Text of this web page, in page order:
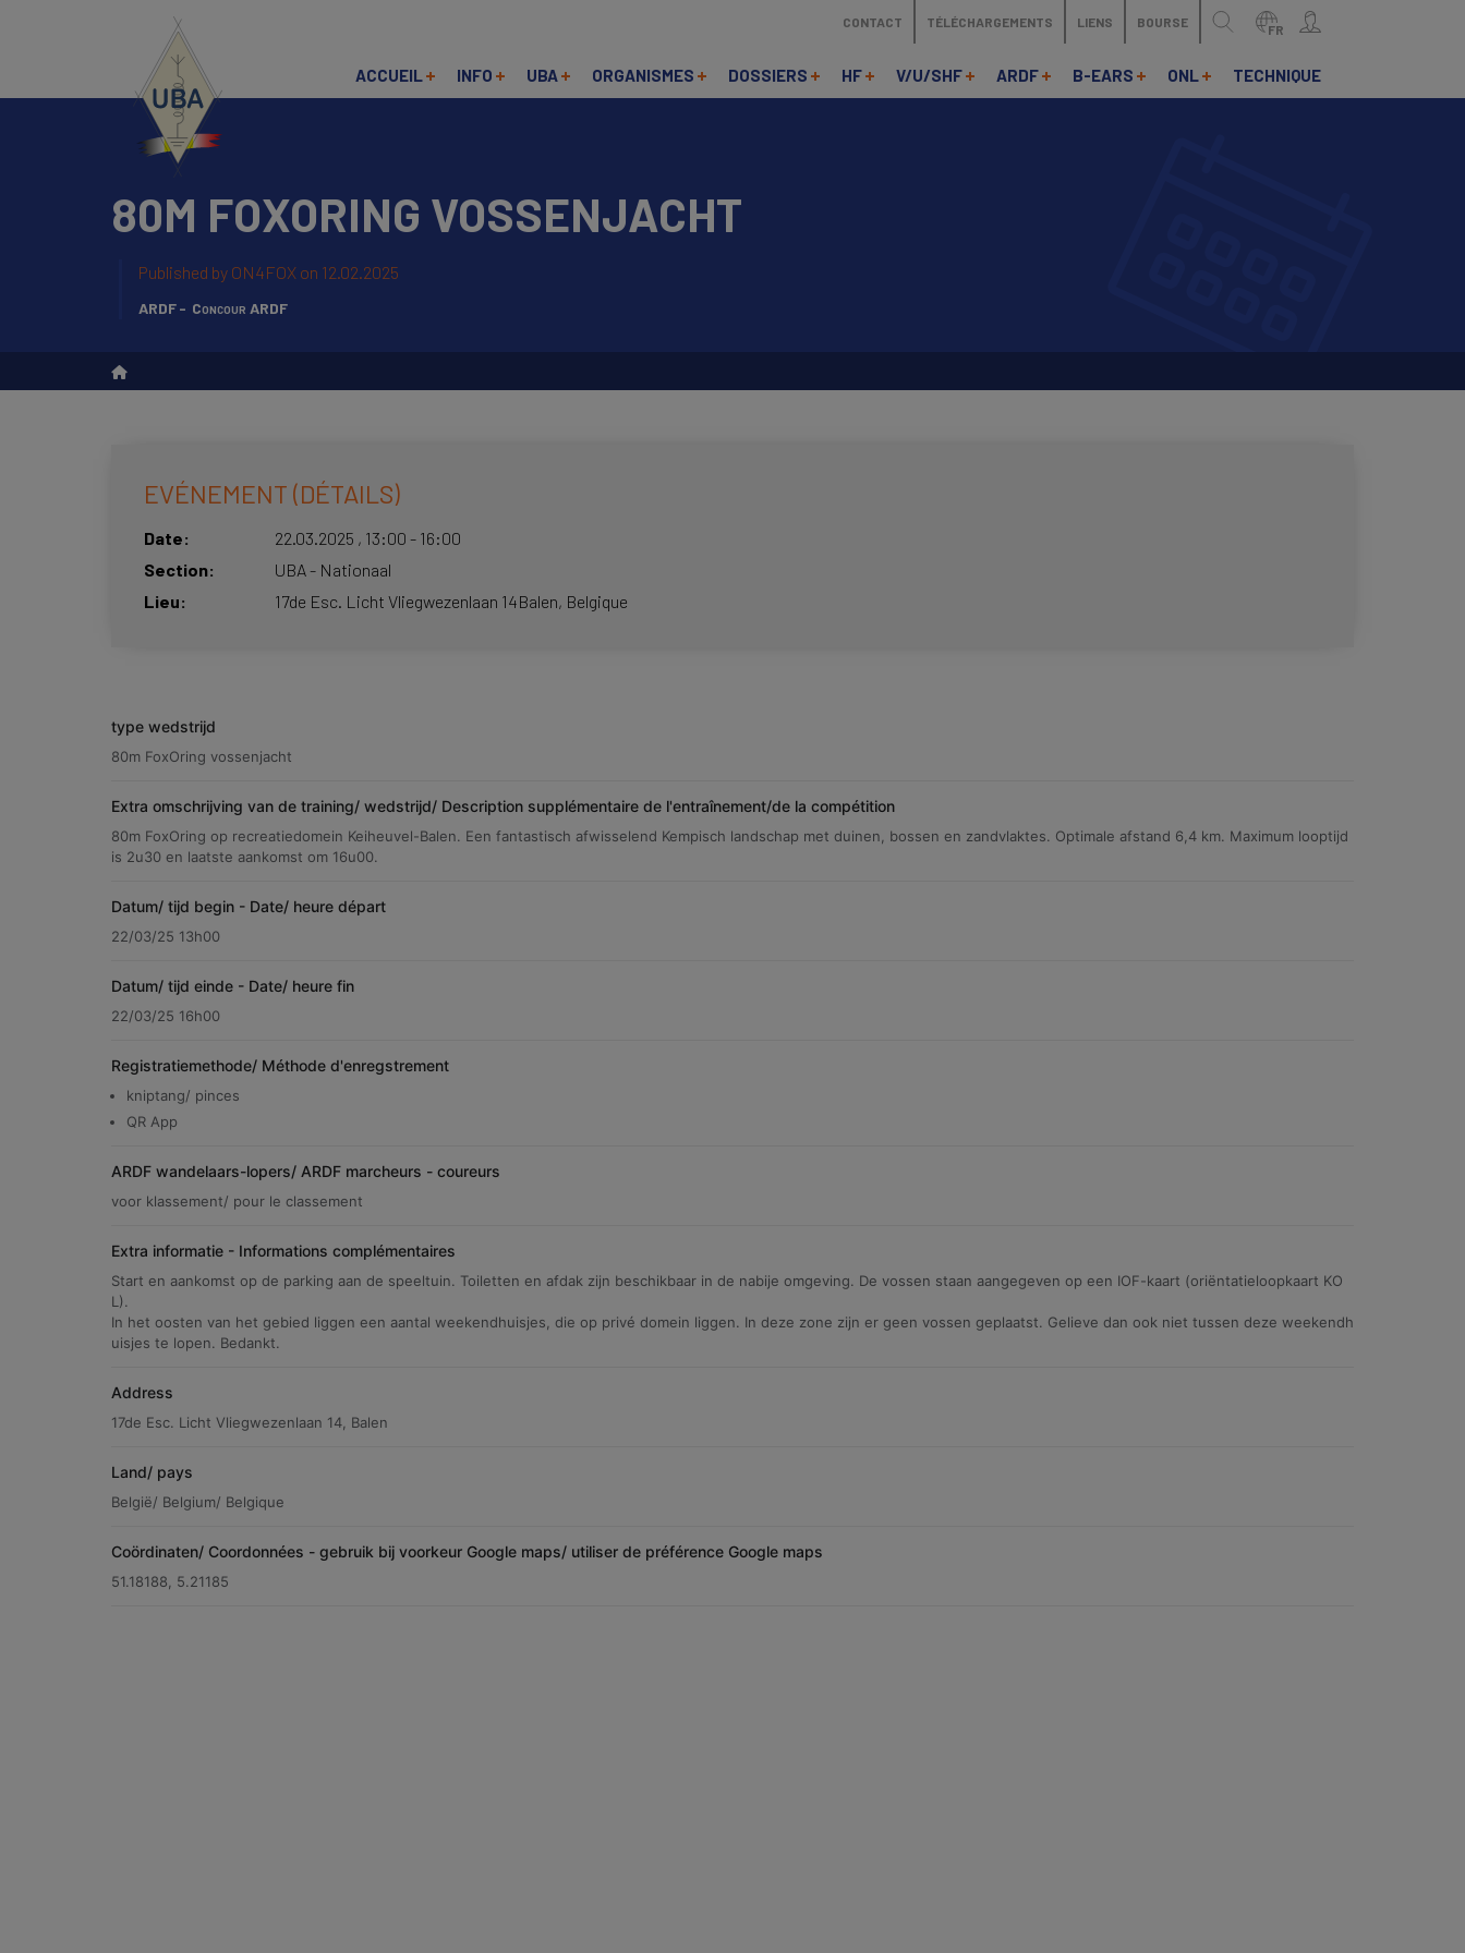
CONTACT TÉLÉCHARGEMENTS LIENS BOURSE FR
ACCUEIL INFO UBA ORGANISMES DOSSIERS HF V/U/SHF ARDF B-EARS ONL TECHNIQUE
Recherche
80M FOXORING VOSSENJACHT
Published by ON4FOX on 12.02.2025
ARDF Concour ARDF
EVÉNEMENT (DÉTAILS)
Date 22.03.2025 , 13:00 - 16:00
Section
UBA - Nationaal
Lieu
17de Esc. Licht Vliegwezenlaan 14Balen Belgique
type wedstrijd
80m FoxOring vossenjacht
Extra omschrijving van de training/ wedstrijd/ Description supplémentaire de l'entraînement/de la compétition
80m FoxOring op recreatiedomein Keiheuvel-Balen. Een fantastisch afwisselend Kempisch landschap met duinen, bossen en zandvlaktes. Optimale afstand 6,4 km. Maximum looptijd
is 2u30 en laatste aankomst om 16u00.
Datum/ tijd begin - Date/ heure départ
22/03/25 13h00
Datum/ tijd einde - Date/ heure fin
22/03/25 16h00
Registratiemethode/ Méthode d'enregstrement
kniptang/ pinces
QR App
ARDF wandelaars-lopers/ ARDF marcheurs - coureurs
voor klassement/ pour le classement
Extra informatie - Informations complémentaires
Start en aankomst op de parking aan de speeltuin. Toiletten en afdak zijn beschikbaar in de nabije omgeving. De vossen staan aangegeven op een IOF-kaart (oriëntatieloopkaart KO
L).
In het oosten van het gebied liggen een aantal weekendhuisjes, die op privé domein liggen. In deze zone zijn er geen vossen geplaatst. Gelieve dan ook niet tussen deze weekendh
uisjes te lopen. Bedankt.
Address
17de Esc. Licht Vliegwezenlaan 14, Balen
Land/ pays
België/ Belgium/ Belgique
Coördinaten/ Coordonnées - gebruik bij voorkeur Google maps/ utiliser de préférence Google maps
51.18188, 5.21185